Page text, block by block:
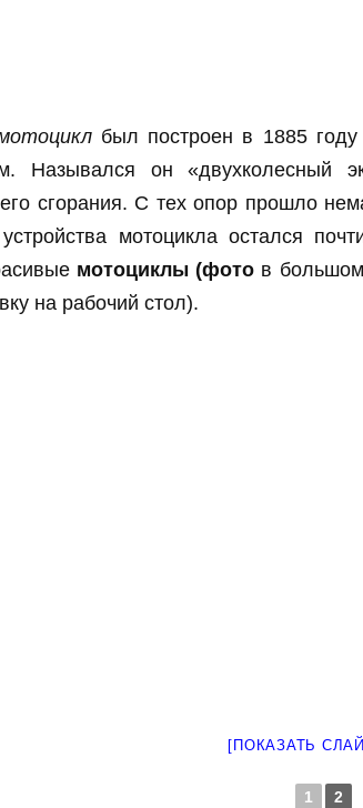
был построен в 1885
Назывался он «двухколесный
сгорания. С тех опор прошло
мотоцикла остался
мотоциклы (фото в
на рабочий стол).
[ПОКАЗАТЬ
1 2